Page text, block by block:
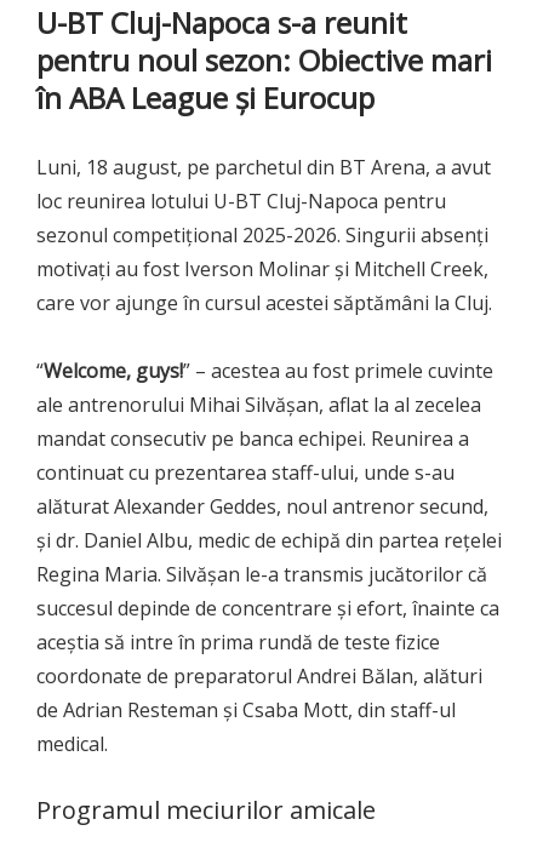
U-BT Cluj-Napoca s-a reunit
pentru noul sezon: Obiective mari
în ABA League și Eurocup
Luni, 18 august, pe parchetul din BT Arena, a avut
loc reunirea lotului U-BT Cluj-Napoca pentru
sezonul competițional 2025-2026. Singurii absenți
motivați au fost Iverson Molinar și Mitchell Creek,
care vor ajunge în cursul acestei săptămâni la Cluj.
“Welcome, guys!” – acestea au fost primele cuvinte
ale antrenorului Mihai Silvășan, aflat la al zecelea
mandat consecutiv pe banca echipei. Reunirea a
continuat cu prezentarea staff-ului, unde s-au
alăturat Alexander Geddes, noul antrenor secund,
și dr. Daniel Albu, medic de echipă din partea rețelei
Regina Maria. Silvășan le-a transmis jucătorilor că
succesul depinde de concentrare și efort, înainte ca
aceștia să intre în prima rundă de teste fizice
coordonate de preparatorul Andrei Bălan, alături
de Adrian Resteman și Csaba Mott, din staff-ul
medical.
Programul meciurilor amicale